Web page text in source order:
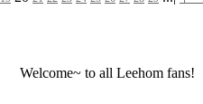
Welcome~ to all Leehom fans!